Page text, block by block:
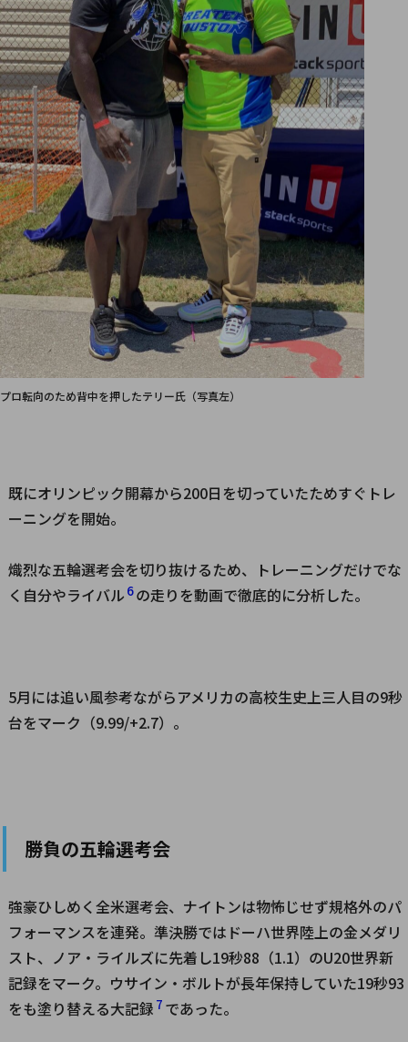
プロ転向のため背中を押したテリー氏（写真左）
既にオリンピック開幕から200日を切っていたためすぐトレ
ーニングを開始。
熾烈な五輪選考会を切り抜けるため、トレーニングだけでな
く自分やライバル 6の走りを動画で徹底的に分析した。
5月には追い風参考ながらアメリカの高校生史上三人目の9秒
台をマーク（9.99/+2.7）。
勝負の五輪選考会
強豪ひしめく全米選考会、ナイトンは物怖じせず規格外のパ
フォーマンスを連発。準決勝ではドーハ世界陸上の金メダリ
スト、ノア・ライルズに先着し19秒88（1.1）のU20世界新
記録をマーク。ウサイン・ボルトが長年保持していた19秒93
をも塗り替える大記録 7 であった。